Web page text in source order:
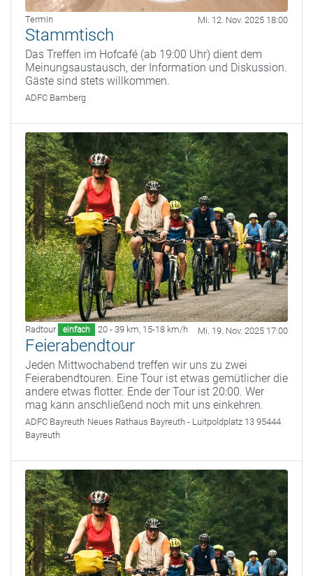
Termin Mi. 12. Nov. 2025 18:00
Stammtisch
Das Treffen im Hofcafé (ab 19:00 Uhr) dient dem
Meinungsaustausch, der Information und Diskussion.
Gäste sind stets willkommen.
ADFC Bamberg
Radtour einfach 20 - 39 km, 15-18 km/h Mi. 19. Nov. 2025 17:00
Feierabendtour
Jeden Mittwochabend treffen wir uns zu zwei
Feierabendtouren. Eine Tour ist etwas gemütlicher die
andere etwas flotter. Ende der Tour ist 20:00. Wer
mag kann anschließend noch mit uns einkehren.
ADFC Bayreuth Neues Rathaus Bayreuth - Luitpoldplatz 13 95444
Bayreuth